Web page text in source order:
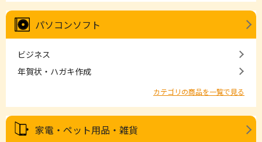
パソコンソフト
ビジネス
年賀状・ハガキ作成
カテゴリの商品を一覧で見る
家電・ペット用品・雑貨